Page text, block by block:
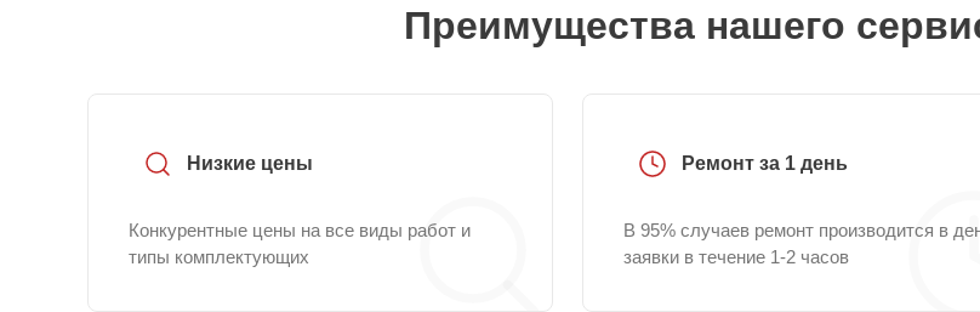
Преимущества нашего
Низкие цены
Конкурентные цены на все виды работ и
типы комплектующих
Ремонт за 1 день
В 95% случаев ремонт производится в
заявки в течение 1-2 часов